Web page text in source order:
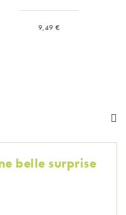
Prix
9,49 €
belle surprise